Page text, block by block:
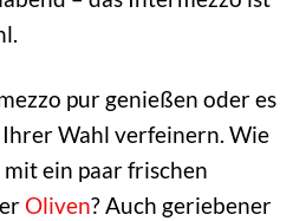
pur genießen oder es
Wahl verfeinern. Wie
ein paar frischen
Oliven? Auch geriebener